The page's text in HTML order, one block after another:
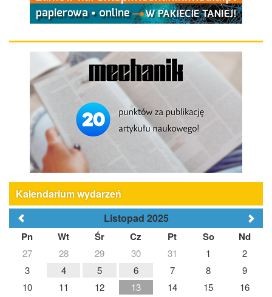
Kalendarium wydarzeń
Listopad 2025
Pn Wt Śr Cz Pt So Nd
27 28 29 30 31 1
2
3
4 5 6 7 8
9
10
11 12 13 14 15
16